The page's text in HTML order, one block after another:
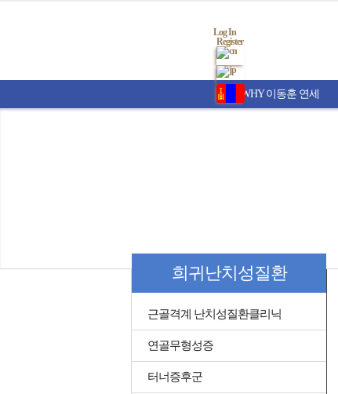
Log In
Register
WHY 이동훈 연세
희귀난치성질환
근골격계 난치성질환클리닉
연골무형성증
터너증후군